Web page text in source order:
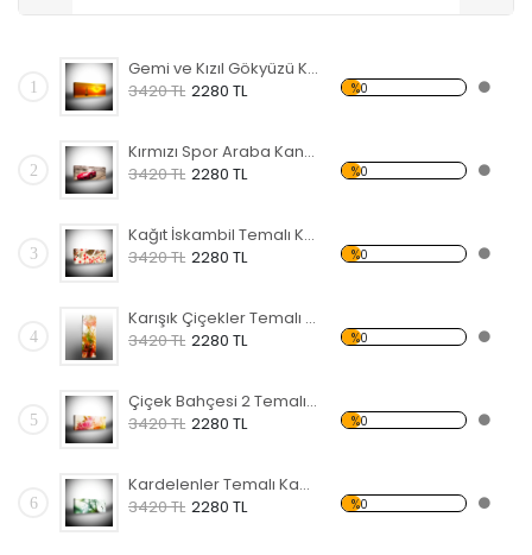
1
Gemi ve Kızıl Gökyüzü Kanvas Tablo
3420 TL 2280 TL %0
2
Kırmızı Spor Araba Kanvas Tablo
3420 TL 2280 TL %0
3
Kağıt İskambil Temalı Kanvas Tablo
3420 TL 2280 TL %0
4
Karışık Çiçekler Temalı Kanvas Tablo
3420 TL 2280 TL %0
5
Çiçek Bahçesi 2 Temalı Kanvas Tablo
3420 TL 2280 TL %0
6
Kardelenler Temalı Kanvas Tablo
3420 TL 2280 TL %0